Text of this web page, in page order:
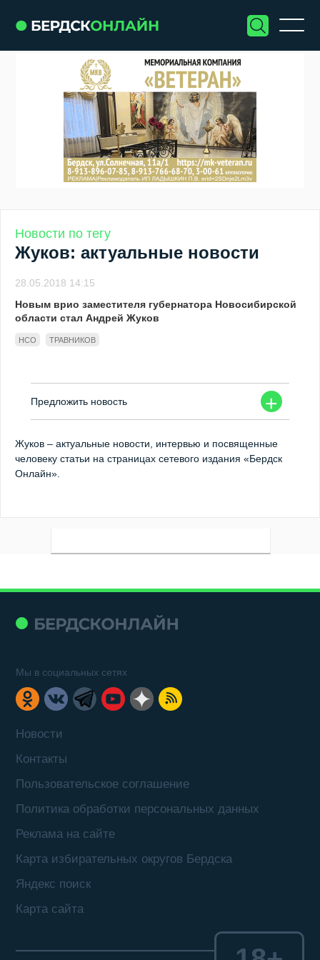
Новости по тегу
Жуков: актуальные новости
28.05.2018 14:15
Новым врио заместителя губернатора Новосибирской
области стал Андрей Жуков
НСО ТРАВНИКОВ
+
Предложить новость
Жуков – актуальные новости, интервью и посвященные
человеку статьи на страницах сетевого издания «Бердск
Онлайн».
Новости
Контакты
Пользовательское соглашение
Политика обработки персональных данных
Реклама на сайте
Карта избирательных округов Бердска
Яндекс поиск
Карта сайта
Мы в социальных сетях